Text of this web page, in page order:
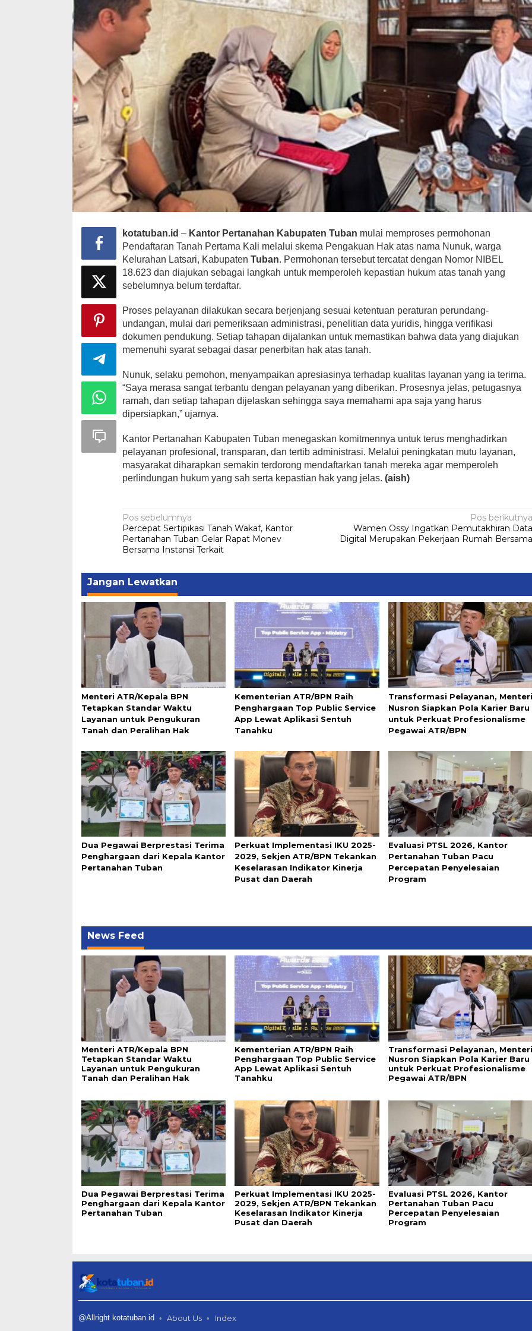
kotatuban.id – Kantor Pertanahan Kabupaten Tuban mulai memproses permohonan
Pendaftaran Tanah Pertama Kali melalui skema Pengakuan Hak atas nama Nunuk, warga
Kelurahan Latsari, KabupatenTuban. Permohonan tersebut tercatat dengan Nomor NIBEL
18.623 dan diajukan sebagai langkah untuk memperoleh kepastian hukum atas tanah yang
sebelumnya belum terdaftar.
Proses pelayanan dilakukan secara berjenjang sesuai ketentuan peraturan perundang-
undangan, mulai dari pemeriksaan administrasi, penelitian data yuridis, hingga verifikasi
dokumen pendukung. Setiap tahapan dijalankan untuk memastikan bahwa data yang diajukan
memenuhi syarat sebagai dasar penerbitan hak atas tanah.
Nunuk, selaku pemohon, menyampaikan apresiasinya terhadap kualitas layanan yang ia terima.
“Saya merasa sangat terbantu dengan pelayanan yang diberikan. Prosesnya jelas, petugasnya
ramah, dan setiap tahapan dijelaskan sehingga saya memahami apa saja yang harus
dipersiapkan,” ujarnya.
Kantor Pertanahan Kabupaten Tuban menegaskan komitmennya untuk terus menghadirkan
pelayanan profesional, transparan, dan tertib administrasi. Melalui peningkatan mutu layanan,
masyarakat diharapkan semakin terdorong mendaftarkan tanah mereka agar memperoleh
perlindungan hukum yang sah serta kepastian hak yang jelas.(aish)
Navigasi
pos
Pos sebelumnya
Percepat Sertipikasi Tanah Wakaf, Kantor
Pertanahan Tuban Gelar Rapat Monev
Bersama Instansi Terkait
Pos berikutnya
Wamen Ossy Ingatkan Pemutakhiran Data
Digital Merupakan Pekerjaan Rumah Bersama
Jangan Lewatkan
Menteri ATR/Kepala BPN
Tetapkan Standar Waktu
Layanan untuk Pengukuran
Tanah dan Peralihan Hak
Kementerian ATR/BPN Raih
Penghargaan Top Public Service
App Lewat Aplikasi Sentuh
Tanahku
Transformasi Pelayanan, Menteri
Nusron Siapkan Pola Karier Baru
untuk Perkuat Profesionalisme
Pegawai ATR/BPN
Dua Pegawai Berprestasi Terima
Penghargaan dari Kepala Kantor
Pertanahan Tuban
Perkuat Implementasi IKU 2025-
2029, Sekjen ATR/BPN Tekankan
Keselarasan Indikator Kinerja
Pusat dan Daerah
Evaluasi PTSL 2026, Kantor
Pertanahan Tuban Pacu
Percepatan Penyelesaian
Program
News Feed
Menteri ATR/Kepala BPN
Tetapkan Standar Waktu
Layanan untuk Pengukuran
Tanah dan Peralihan Hak
Kementerian ATR/BPN Raih
Penghargaan Top Public Service
App Lewat Aplikasi Sentuh
Tanahku
Transformasi Pelayanan, Menteri
Nusron Siapkan Pola Karier Baru
untuk Perkuat Profesionalisme
Pegawai ATR/BPN
Dua Pegawai Berprestasi Terima
Penghargaan dari Kepala Kantor
Pertanahan Tuban
Perkuat Implementasi IKU 2025-
2029, Sekjen ATR/BPN Tekankan
Keselarasan Indikator Kinerja
Pusat dan Daerah
Evaluasi PTSL 2026, Kantor
Pertanahan Tuban Pacu
Percepatan Penyelesaian
Program
@Allright kotatuban.id About Us Index